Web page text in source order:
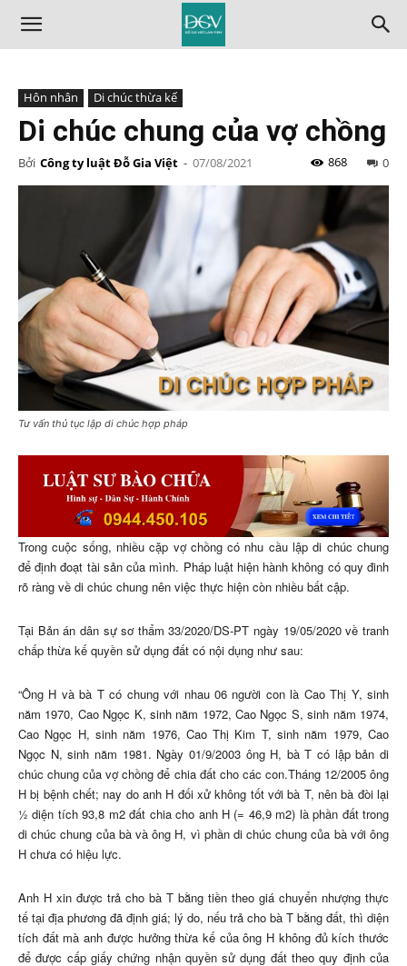
Hôn nhân Di chúc thừa kế
Di chúc chung của vợ chồng
Bởi Công ty luật Đỗ Gia Việt - 07/08/2021 0
868
Tư vấn thủ tục lập di chúc hợp pháp
Trong cuộc sống, nhiều cặp vợ chồng có nhu cầu lập di chúc chung
để định đoạt tài sản của mình. Pháp luật hiện hành không có quy đinh
rõ ràng về di chúc chung nên việc thực hiện còn nhiều bất cập.
Tại Bản án dân sự sơ thẩm 33/2020/DS-PT ngày 19/05/2020 về tranh
chấp thừa kế quyền sử dụng đất có nội dụng như sau:
“Ông H và bà T có chung với nhau 06 người con là Cao Thị Y, sinh
năm 1970, Cao Ngọc K, sinh năm 1972, Cao Ngọc S, sinh năm 1974,
Cao Ngọc H, sinh năm 1976, Cao Thị Kim T, sinh năm 1979, Cao
Ngọc N, sinh năm 1981. Ngày 01/9/2003 ông H, bà T có lập bản di
chúc chung của vợ chồng để chia đất cho các con.Tháng 12/2005 ông
H bị bệnh chết; nay do anh H đối xử không tốt với bà T, nên bà đòi lại
½ diện tích 93,8 m2 đất chia cho anh H (= 46,9 m2) là phần đất trong
di chúc chung của bà và ông H, vì phần di chúc chung của bà với ông
H chưa có hiệu lực.
Anh H xin được trả cho bà T bằng tiền theo giá chuyển nhượng thực
tế tại địa phương đã định giá; lý do, nếu trả cho bà T bằng đất, thì diện
tích đất mà anh được hưởng thừa kế của ông H không đủ kích thước
để được cấp giấy chứng nhận quyền sử dụng đất theo quy định của